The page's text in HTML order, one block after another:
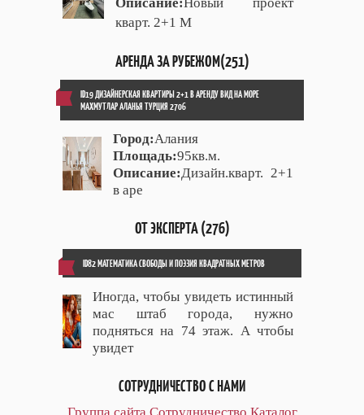
кварт. 2+1 М
АРЕНДА ЗА РУБЕЖОМ(251)
ID19 ДИЗАЙНЕРСКАЯ КВАРТИРЫ 2+1 В АРЕНДУ ВИД НА МОРЕ
МАХМУТЛАР АЛАНЬЯ ТУРЦИЯ 2706
Город:Алания
Площадь:95кв.м.
Описание: Дизайн.кварт. 2+1
в аре
ОТ ЭКСПЕРТА (276)
ID82 МАТЕМАТИКА СВОБОДЫ И ПОЭЗИЯ КВАДРАТНЫХ МЕТРОВ
Иногда, чтобы увидеть истинный
мас штаб города, нужно
подняться на 74 этаж. А чтобы
увидет
СОТРУДНИЧЕСТВО С НАМИ
Группа сайта Сотрудничество Каталог